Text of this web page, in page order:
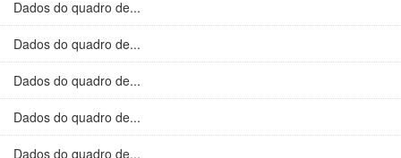
Dados do quadro de...
Dados do quadro de...
Dados do quadro de...
Dados do quadro de...
Dados do quadro de...